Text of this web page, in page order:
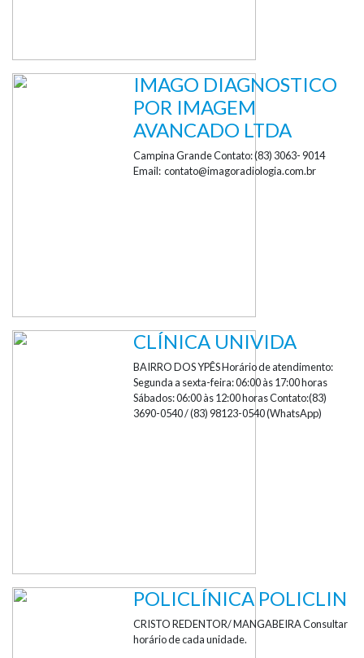
IMAGO DIAGNOSTICO
POR IMAGEM
AVANCADO LTDA
Campina Grande Contato: (83) 3063- 9014
Email: contato@imagoradiologia.com.br
CLÍNICA UNIVIDA
BAIRRO DOS YPÊS Horário de atendimento:
Segunda a sexta-feira: 06:00 às 17:00 horas
Sábados: 06:00 às 12:00 horas Contato:(83)
3690-0540 / (83) 98123-0540 (WhatsApp)
POLICLÍNICA POLICLIN
CRISTO REDENTOR/ MANGABEIRA Consultar
horário de cada unidade.